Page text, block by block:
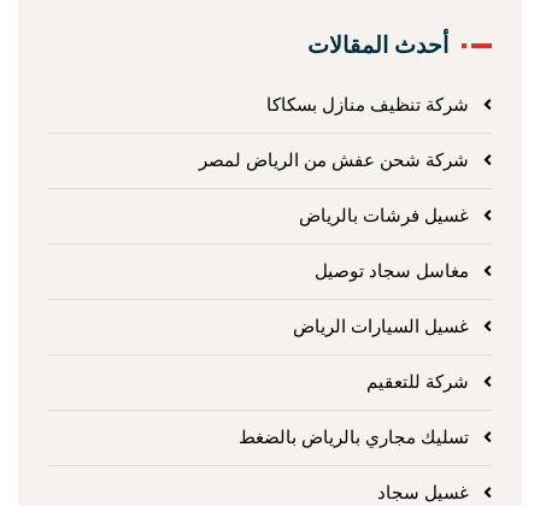
أحدث المقالات
شركة تنظيف منازل بسكاكا
شركة شحن عفش من الرياض لمصر
غسيل فرشات بالرياض
مغاسل سجاد توصيل
غسيل السيارات الرياض
شركة للتعقيم
تسليك مجاري بالرياض بالضغط
غسيل سجاد